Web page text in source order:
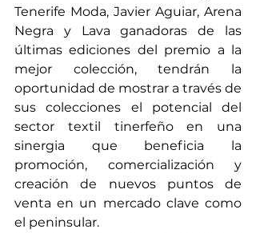
Tenerife Moda, Javier Aguiar, Arena
Negra y Lava ganadoras de las
últimas ediciones del premio a la
mejor colección, tendrán la
oportunidad de mostrar a través de
sus colecciones el potencial del
sector textil tinerfeño en una
sinergia que beneficia la
promoción, comercialización y
creación de nuevos puntos de
venta en un mercado clave como
el peninsular.